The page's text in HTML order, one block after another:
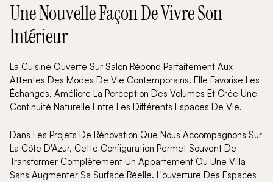
Une Nouvelle Façon De Vivre Son
Intérieur
La Cuisine Ouverte Sur Salon Répond Parfaitement Aux
Attentes Des Modes De Vie Contemporains. Elle Favorise Les
Échanges, Améliore La Perception Des Volumes Et Crée Une
Continuité Naturelle Entre Les Différents Espaces De Vie.
Dans Les Projets De Rénovation Que Nous Accompagnons Sur
La Côte D'Azur, Cette Configuration Permet Souvent De
Transformer Complètement Un Appartement Ou Une Villa
Sans Augmenter Sa Surface Réelle. L'ouverture Des Espaces